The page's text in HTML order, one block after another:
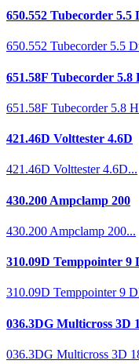
650.552 Tubecorder 5.5
650.552 Tubecorder 5.5
651.58F Tubecorder
651.58F Tubecorder 5.8
421.46D Volttester 4.6D
421.46D Volttester 4.6D...
430.200 Ampclamp 200
430.200 Ampclamp 200...
310.09D Temppointer 9
310.09D Temppointer 9
036.3DG Multicross 3D
036.3DG Multicross 3D